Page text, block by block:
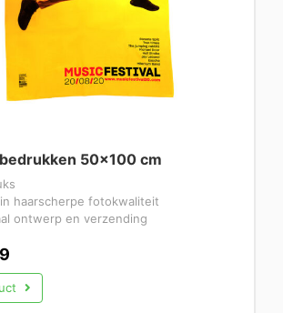
50×100 cm
haarscherpe fotokwaliteit
ontwerp en verzending